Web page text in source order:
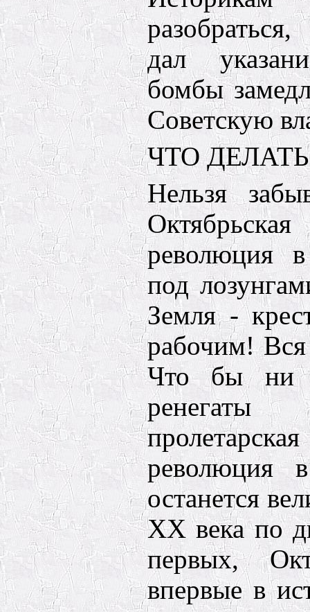
дал
бомбы
Советскую
ЧТО
Нельзя
Октябрьская
революция
под
Земля -
рабочим!
Что бы ни
революция
останется
XX века по
первых,
впервые в